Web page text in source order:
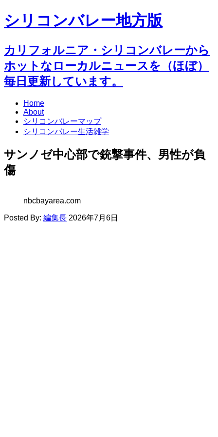
シリコンバレー地方版
カリフォルニア・シリコンバレーから
ホットなローカルニュースを（ほぼ）
毎日更新しています。
Home
About
シリコンバレーマップ
シリコンバレー生活雑学
サンノゼ中心部で銃撃事件、男性が負
傷
nbcbayarea.com
Posted By: 編集長 2026年7月6日